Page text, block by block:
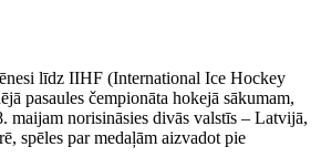
līdz IIHF (International Ice Hockey
pasaules čempionāta hokejā sākumam,
maijam norisināsies divās valstīs – Latvijā,
spēles par medaļām aizvadot pie